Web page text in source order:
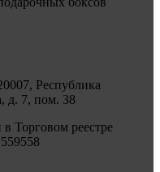
Республика
д. 7, пом. 38
Торговом реестре